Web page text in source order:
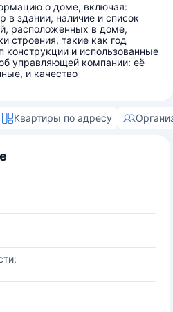
о доме, включая:
в здании, наличие и список
расположенных в доме,
строения, такие как год
конструкции и использованные
управляющей компании: её
и качество
Квартиры по адресу